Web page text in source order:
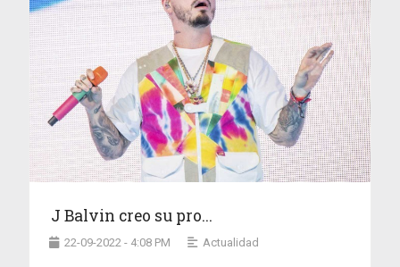
J Balvin creo su pro...
22-09-2022 - 4:08 PM Actualidad